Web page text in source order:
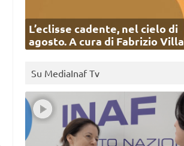
L’eclisse cadente, nel cielo di
agosto. A cura di Fabrizio Villa
Su MediaInaf Tv